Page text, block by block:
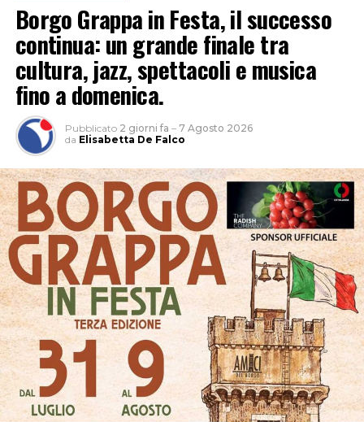
“Un’occasione per vivere la natura al calar del sole e
scoprire le meraviglie del cielo notturno tra stelle,
costellazioni e pianeti”, è l’invito della Fondazione
Caetani. Nel parco naturale non c’è inquinamento
luminoso e la volta celeste appare ancora più
spettacolare.
L’ingresso con unico orario alle 19 Dalle 19:15 alle
20:45, l’escursione, poi la pausa per cena al sacco, quindi
dalle 21:20 alle 23:00 l’ Osservazione guidata del cielo
stellato con gli esperti dell’APA.
Borgo Grappa in Festa, il successo
continua: un grande finale tra
cultura, jazz, spettacoli e musica
fino a domenica.
Pubblicato 2 giorni fa – 7 Agosto 2026
da Elisabetta De Falco